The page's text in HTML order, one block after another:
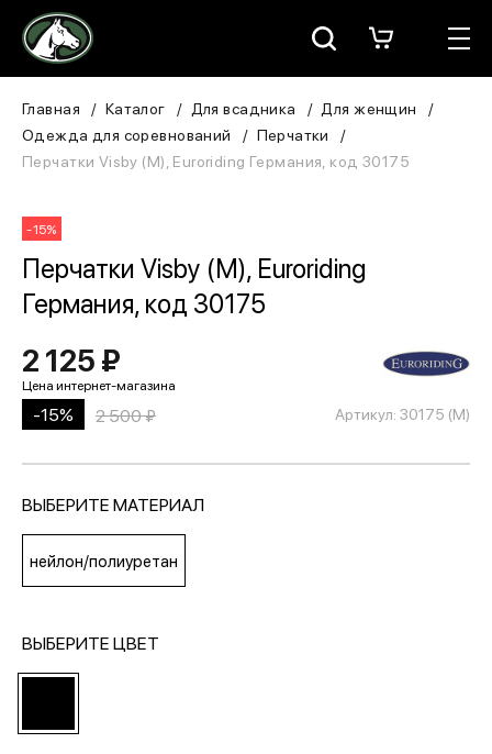
Москва
Для всадника
В конюшню
ЗООТОВАРЫ
Для собаки
Сувениры/Подарки
МЕДИА
Главная Каталог Для всадника
Для женщин
Одежда для соревнований
Перчатки
Перчатки Visby (М), Euroriding Германия, код 30175
-15%
Перчатки Visby (М), Euroriding
Германия, код 30175
Артикул: 30175 (М)
2 125 ₽
-15% 2 500 ₽
ВЫБЕРИТЕ МАТЕРИАЛ
нейлон/полиуретан
ВЫБЕРИТЕ ЦВЕТ